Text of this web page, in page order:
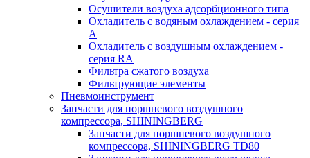
Осушители воздуха адсорбционного типа
Охладитель с водяным охлаждением - серия
A
Охладитель с воздушным охлаждением -
серия RA
Фильтра сжатого воздуха
Фильтрующие элементы
Пневмоинструмент
Запчасти для поршневого воздушного
компрессора, SHININGBERG
Запчасти для поршневого воздушного
компрессора, SHININGBERG TD80